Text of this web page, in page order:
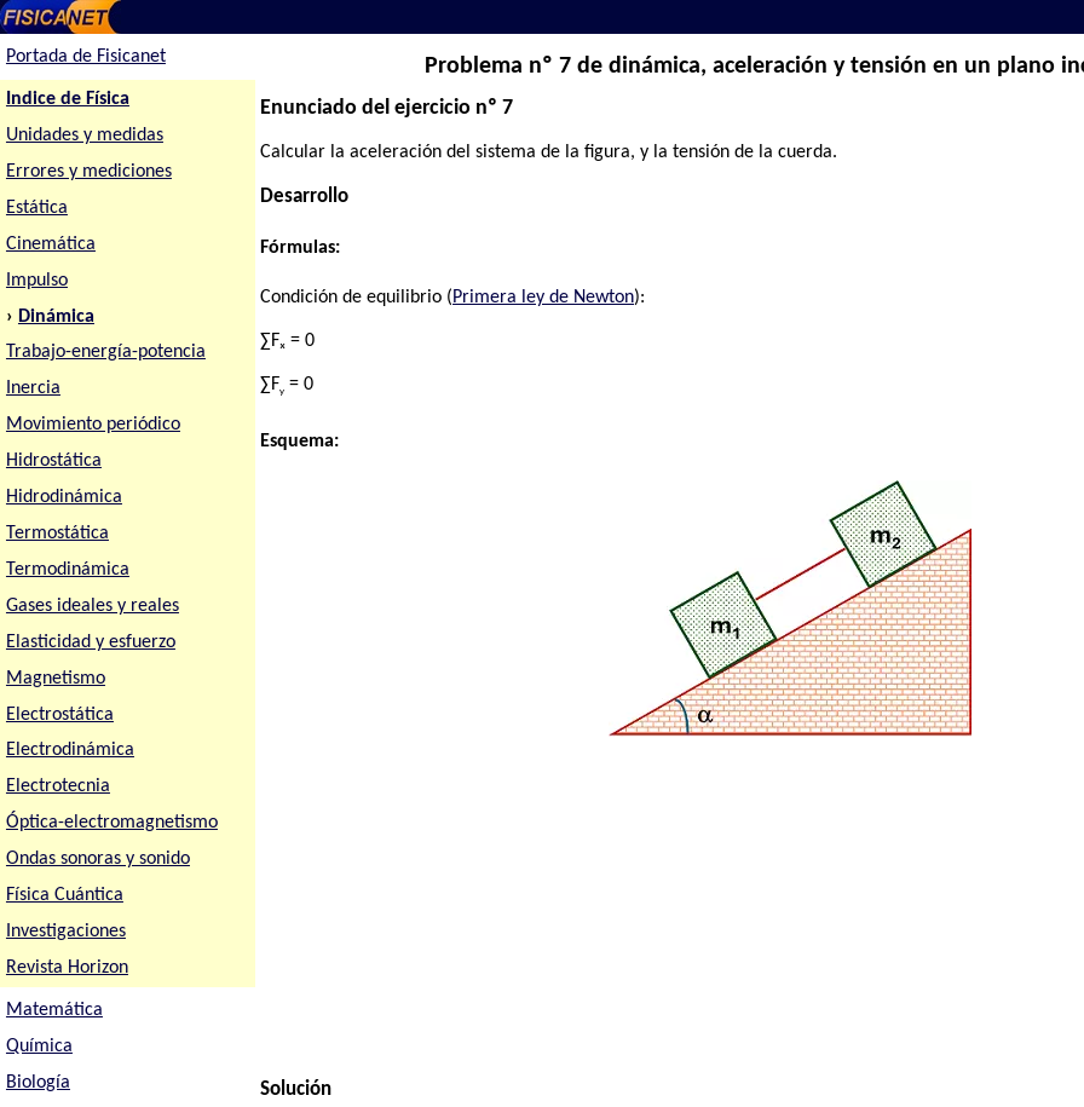
Portada de Fisicanet
Indice de Física
Unidades y medidas
Errores y mediciones
Estática
Cinemática
Impulso
› Dinámica
Trabajo-energía-potencia
Inercia
Movimiento periódico
Hidrostática
Hidrodinámica
Termostática
Termodinámica
Gases ideales y reales
Elasticidad y esfuerzo
Magnetismo
Electrostática
Electrodinámica
Electrotecnia
Óptica-electromagnetismo
Ondas sonoras y sonido
Física Cuántica
Investigaciones
Revista Horizon
Matemática
Química
Biología
Problema nº 7 de dinámica, aceleración y tensión en un plano
Enunciado del ejercicio nº 7
Calcular la aceleración del sistema de la figura, y la tensión de la cuerda.
Desarrollo
Fórmulas:
Condición de equilibrio (Primera ley de Newton):
∑Fₓ = 0
∑Fy = 0
Esquema:
Solución